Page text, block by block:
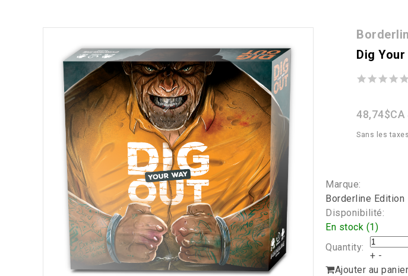
Dig Your
48,74$CA
Sans les taxes
Marque:
Borderline Edition
Disponibilité:
En stock (1)
Quantity:
+ -
Ajouter au panier